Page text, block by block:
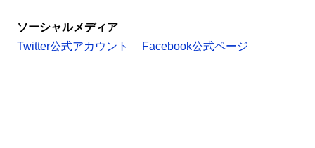
ソーシャルメディア
Twitter公式アカウント
Facebook公式ページ